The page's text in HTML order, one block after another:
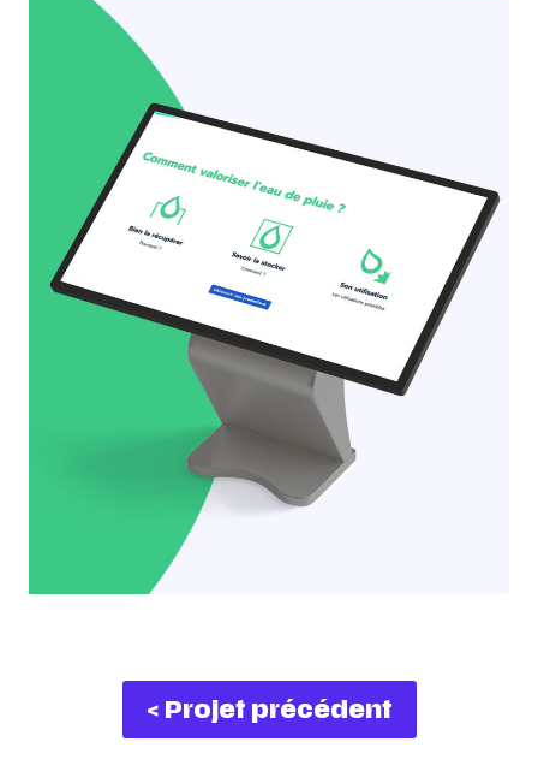
< Projet précédent